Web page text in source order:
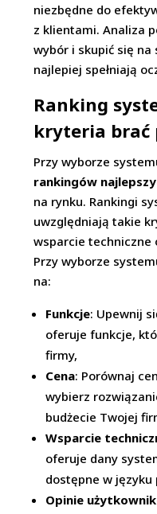
niezbędne do
z klientami. Analiza
wybór i skupić się na
najlepiej spełniają
Ranking
kryteria brać
Przy wyborze
rankingów
na rynku. Rankingi
uwzględniają takie
wsparcie techniczne
Przy wyborze
na:
Funkcje: Upewnij
oferuje funkcje,
firmy,
Cena: Porównaj
wybierz
budżecie Twojej
Wsparcie
oferuje dany
dostępne w języku
Opinie